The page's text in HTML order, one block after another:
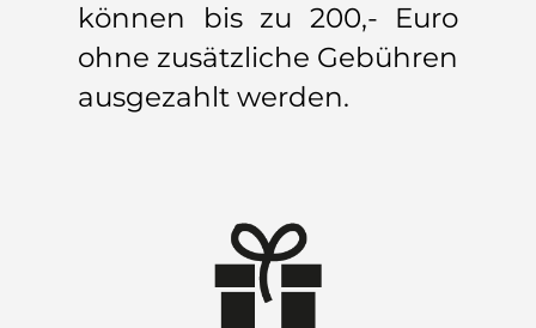
können bis zu 200,- Euro
ohne zusätzliche Gebühren
ausgezahlt werden.